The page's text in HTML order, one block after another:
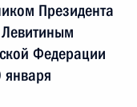
Президента
Федерации